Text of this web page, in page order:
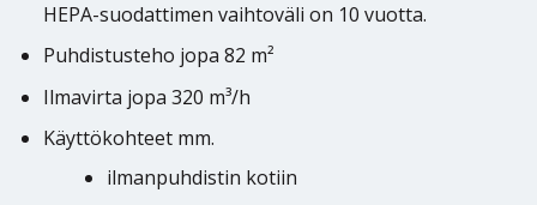
HEPA-suodattimen vaihtoväli on 10 vuotta.
Puhdistusteho jopa 82 m²
Ilmavirta jopa 320 m³/h
Käyttökohteet mm.
ilmanpuhdistin kotiin